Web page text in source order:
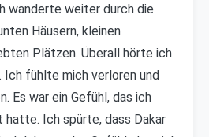
wanderte weiter durch die
Häusern, kleinen
Plätzen. Überall hörte ich
Ich fühlte mich verloren und
Es war ein Gefühl, das ich
hatte. Ich spürte, dass Dakar